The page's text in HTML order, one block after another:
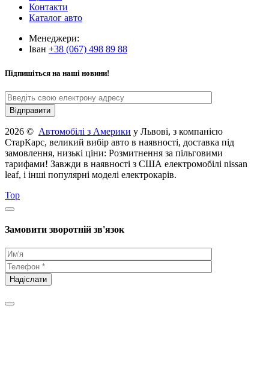
Контакти
Каталог авто
Менеджери:
Іван +38 (067) 498 89 88
Підпишіться на наші новини!
2026 © Автомобілі з Америки у Львові, з компанією
СтарКарс, великий вибір авто в наявності, доставка під
замовлення, низькі ціни: Розмитнення за пільговими
тарифами! Завжди в наявності з США електромобілі nissan
leaf, і інші популярні моделі електрокарів.
Top
Замовити зворотній зв'язок